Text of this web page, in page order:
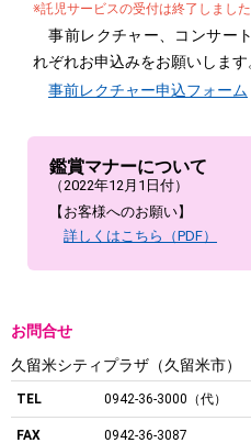
※託児サービスの受付は終了しました
事前レクチャー、コンサー
れぞれお申込みをお願いします
事前レクチャー申込フォーム
鑑賞マナーについて
（2022年12月1日付）
【お客様へのお願い】
詳しくはこちら（PDF）
お問合せ
久留米シティプラザ（久留米市）
TEL 0942-36-3000（代）
FAX 0942-36-3087